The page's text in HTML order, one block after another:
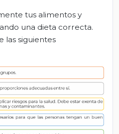
tus alimentos y
una dieta correcta.
las siguientes